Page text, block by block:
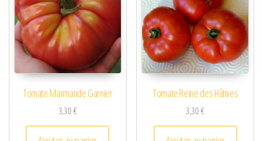
Tomate Marmande Garnier
3,30€
Tomate Reine des Hâtives
3,30€